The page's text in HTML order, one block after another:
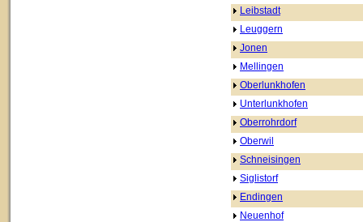
Leibstadt
Leuggern
Jonen
Mellingen
Oberlunkhofen
Unterlunkhofen
Oberrohrdorf
Oberwil
Schneisingen
Siglistorf
Endingen
Neuenhof